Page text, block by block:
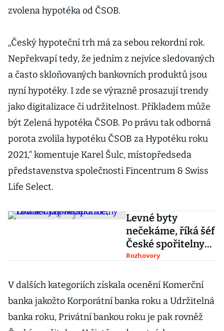
zvolena hypotéka od ČSOB.
„Český hypoteční trh má za sebou rekordní rok.
Nepřekvapí tedy, že jedním z nejvíce sledovaných
a často skloňovaných bankovních produktů jsou
nyní hypotéky. I zde se výrazně prosazují trendy
jako digitalizace či udržitelnost. Příkladem může
být Zelená hypotéka ČSOB. Po právu tak odborná
porota zvolila hypotéku ČSOB za Hypotéku roku
2021,“ komentuje Karel Šulc, místopředseda
představenstva společnosti Fincentrum & Swiss
Life Select.
Levné byty
nečekáme, říká šéf
České spořitelny
Tomáš Salomon
Rozhovory
V dalších kategoriích získala ocenění Komerční
banka jakožto Korporátní banka roku a Udržitelná
banka roku, Privátní bankou roku je pak rovněž